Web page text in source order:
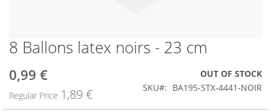
Skip
to
the
beginning
of
8 Ballons latex noirs - 23 cm
Special
Price
0,99 €
Regular Price 1,89 €
OUT OF STOCK
SKU
BA195-STX-4441-NOIR